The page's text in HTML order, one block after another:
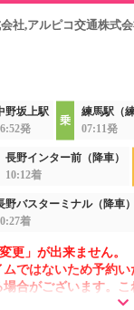
社,アルピコ交通株式
野坂上駅
発
練馬駅（
07:11発
長野インター前（降車）
10:12着
野バスターミナル（降車
着
更」が出来ません。
ムではないため予約
場合がございます。